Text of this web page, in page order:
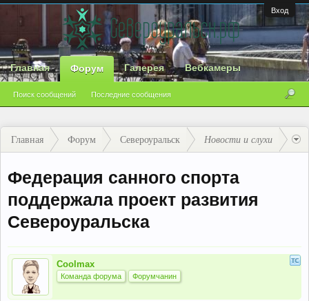
Вход
Главная Форум
Поиск сообщений Последние сообщения
Галерея Вебкамеры
Главная Форум Североуральск Новости и слухи
Федерация санного спорта
поддержала проект развития
Североуральска
Coolmax
Команда форума Форумчанин